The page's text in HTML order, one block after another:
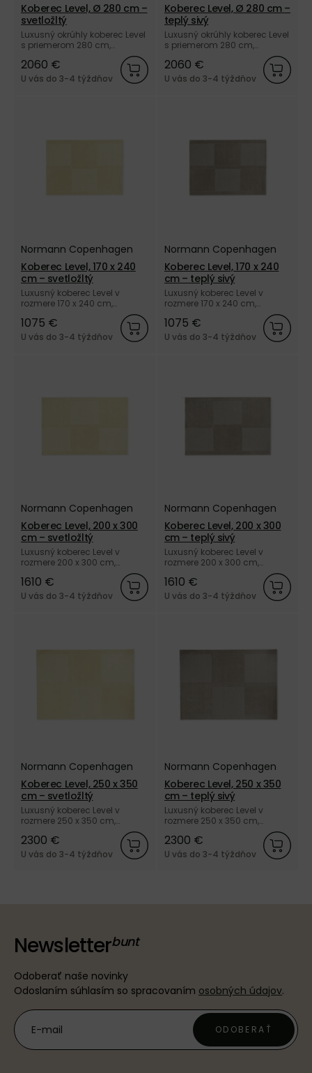
Koberec Level, Ø 280 cm –
svetložltý
Luxusný okrúhly koberec Level
s priemerom 280 cm,
vyrobený ručne zo 100 % vlny
vo svetložltej farbe od
dánskej značky Normann
2060 €
U vás do 3-4 týždňov
Koberec Level, Ø 280 cm –
teplý sivý
Luxusný okrúhly koberec Level
s priemerom 280 cm,
vyrobený ručne zo 100 % vlny
v teplej sivej farbe od dánskej
značky Normann
2060 €
U vás do 3-4 týždňov
Normann Copenhagen
Koberec Level, 170 x 240
cm – svetložltý
Luxusný koberec Level v
rozmere 170 x 240 cm,
vyrobený ručne zo 100 % vlny
vo svetložltej farbe od
dánskej značky Normann
1075 €
U vás do 3-4 týždňov
Normann Copenhagen
Koberec Level, 170 x 240
cm – teplý sivý
Luxusný koberec Level v
rozmere 170 x 240 cm,
vyrobený ručne zo 100 % vlny
v teplej sivej farbe od dánskej
značky Normann
1075 €
U vás do 3-4 týždňov
Normann Copenhagen
Koberec Level, 200 x 300
cm – svetložltý
Luxusný koberec Level v
rozmere 200 x 300 cm,
vyrobený ručne zo 100 % vlny
vo svetložltej farbe od
dánskej značky Normann
1610 €
U vás do 3-4 týždňov
Normann Copenhagen
Koberec Level, 200 x 300
cm – teplý sivý
Luxusný koberec Level v
rozmere 200 x 300 cm,
vyrobený ručne zo 100 % vlny
v teplej sivej farbe od dánskej
značky Normann
1610 €
U vás do 3-4 týždňov
Normann Copenhagen
Koberec Level, 250 x 350
cm – svetložltý
Luxusný koberec Level v
rozmere 250 x 350 cm,
vyrobený ručne zo 100 % vlny
vo svetložltej farbe od
dánskej značky Normann
2300 €
U vás do 3-4 týždňov
Normann Copenhagen
Koberec Level, 250 x 350
cm – teplý sivý
Luxusný koberec Level v
rozmere 250 x 350 cm,
vyrobený ručne zo 100 % vlny
v teplej sivej farbe od dánskej
značky Normann
2300 €
U vás do 3-4 týždňov
Newsletter
Odoberať naše novinky
Odoslaním súhlasím so spracovaním osobných údajov.
ODOBERAŤ